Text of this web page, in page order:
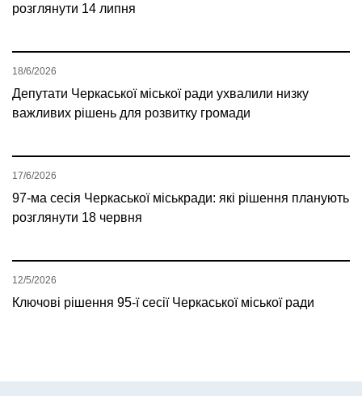
розглянути 14 липня
Депутати Черкаської міської ради ухвалили низку
важливих рішень для розвитку громади
18/6/2026
97-ма сесія Черкаської міськради: які рішення планують
розглянути 18 червня
17/6/2026
Ключові рішення 95-ї сесії Черкаської міської ради
12/5/2026